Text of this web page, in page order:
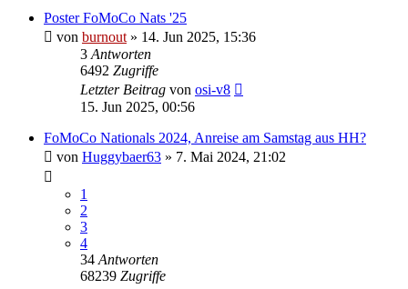
Poster FoMoCo Nats '25
von burnout » 14. Jun 2025, 15:36
3 Antworten
6492 Zugriffe
Letzter Beitrag von osi-v8
15. Jun 2025, 00:56
FoMoCo Nationals 2024, Anreise am Samstag aus HH?
von Huggybaer63 » 7. Mai 2024, 21:02
1
2
3
4
34 Antworten
68239 Zugriffe